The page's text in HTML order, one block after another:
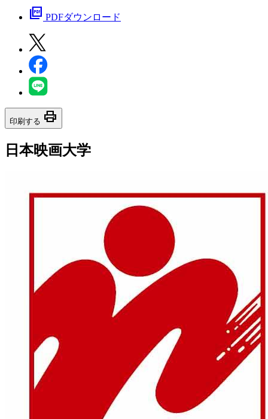
picture_as_pdf PDFダウンロード
印刷する print
日本映画大学